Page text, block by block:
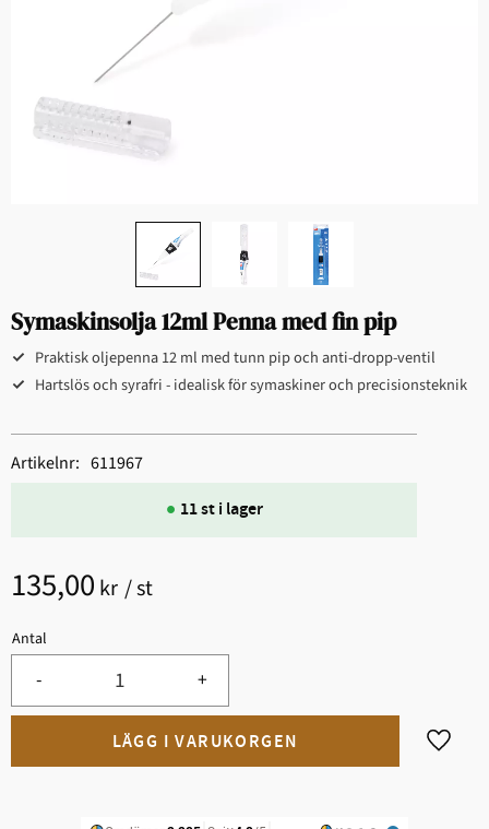
Symaskinsolja 12ml Penna med fin pip
Praktisk oljepenna 12 ml med tunn pip och anti-dropp-ventil
Hartslös och syrafri - idealisk för symaskiner och precisionsteknik
135,00 kr /st
Antal
+
-
Lägg
11 st i lager
Artikelnr 611967